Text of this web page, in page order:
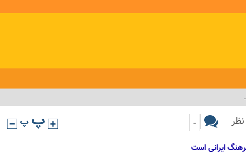
-
ایرانی است